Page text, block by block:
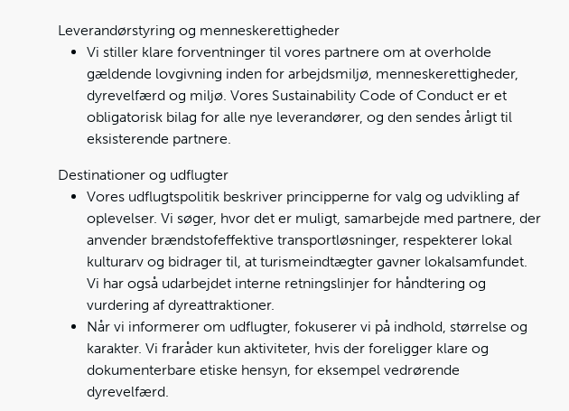
Leverandørstyring og menneskerettigheder
Vi stiller klare forventninger til vores partnere om at overholde
gældende lovgivning inden for arbejdsmiljø, menneskerettigheder,
dyrevelfærd og miljø. Vores Sustainability Code of Conduct er et
obligatorisk bilag for alle nye leverandører, og den sendes årligt til
eksisterende partnere.
Destinationer og udflugter
Vores udflugtspolitik beskriver principperne for valg og udvikling af
oplevelser. Vi søger, hvor det er muligt, samarbejde med partnere, der
anvender brændstofeffektive transportløsninger, respekterer lokal
kulturarv og bidrager til, at turismeindtægter gavner lokalsamfundet.
Vi har også udarbejdet interne retningslinjer for håndtering og
vurdering af dyreattraktioner.
Når vi informerer om udflugter, fokuserer vi på indhold, størrelse og
karakter. Vi fraråder kun aktiviteter, hvis der foreligger klare og
dokumenterbare etiske hensyn, for eksempel vedrørende
dyrevelfærd.